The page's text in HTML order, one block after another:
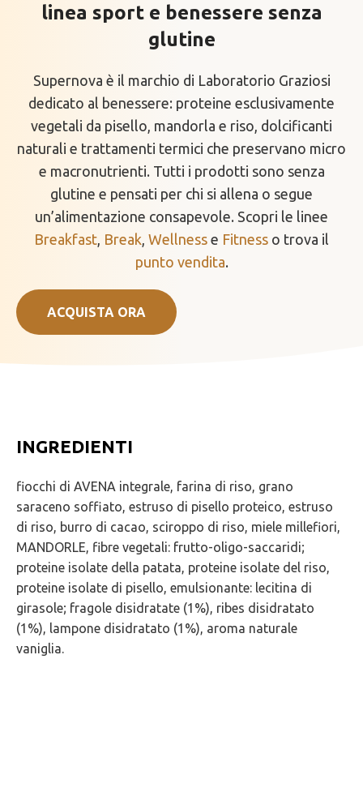
linea sport e benessere senza
glutine
Supernova è il marchio di Laboratorio Graziosi
dedicato al benessere: proteine esclusivamente
vegetali da pisello, mandorla e riso, dolcificanti
naturali e trattamenti termici che preservano micro
e macronutrienti. Tutti i prodotti sono senza
glutine e pensati per chi si allena o segue
un’alimentazione consapevole. Scopri le linee
Breakfast Break Wellness e Fitness o trova il
punto vendita.
ACQUISTA ORA
INGREDIENTI
fiocchi di AVENA integrale, farina di riso, grano
saraceno soffiato, estruso di pisello proteico, estruso
di riso, burro di cacao, sciroppo di riso, miele millefiori,
MANDORLE, fibre vegetali: frutto-oligo-saccaridi;
proteine isolate della patata, proteine isolate del riso,
proteine isolate di pisello, emulsionante: lecitina di
girasole; fragole disidratate (1%), ribes disidratato
(1%), lampone disidratato (1%), aroma naturale
vaniglia.